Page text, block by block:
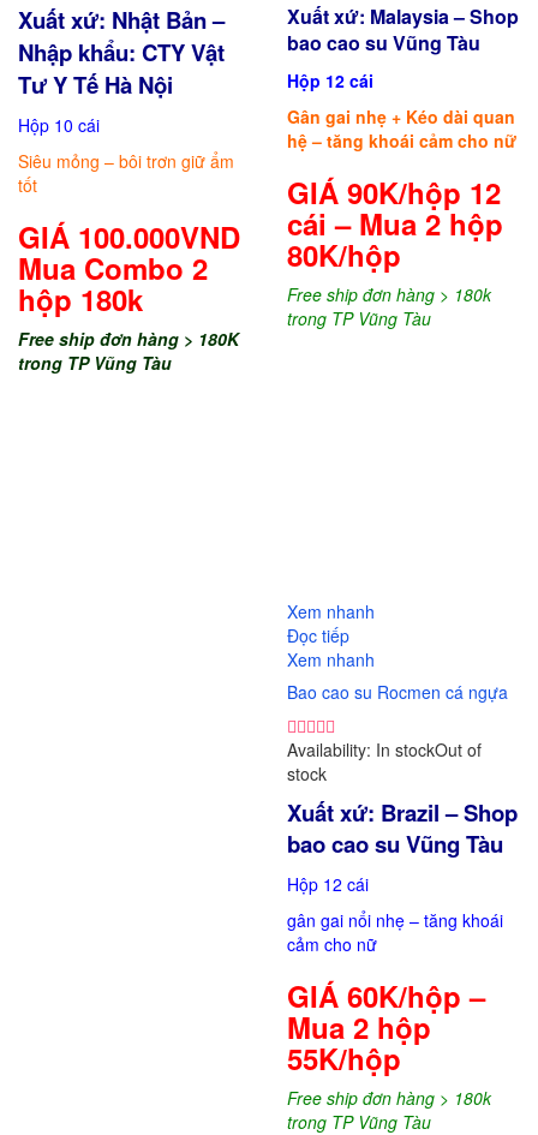
Xuất xứ: Nhật Bản –
Nhập khẩu: CTY Vật
Tư Y Tế Hà Nội
Hộp 10 cái
Siêu mỏng – bôi trơn giữ ẩm
tốt
GIÁ 100.000VND
Mua Combo 2
hộp 180k
Free ship đơn hàng > 180K
trong TP Vũng Tàu
Xuất xứ: Malaysia – Shop
bao cao su Vũng Tàu
Hộp 12 cái
Gân gai nhẹ + Kéo dài quan
hệ – tăng khoái cảm cho nữ
GIÁ 90K/hộp 12
cái – Mua 2 hộp
80K/hộp
Free ship đơn hàng > 180k
trong TP Vũng Tàu
Xem nhanh
Đọc tiếp
Xem nhanh
Bao cao su Rocmen cá ngựa
Availability: In stockOut of
stock
Xuất xứ: Brazil – Shop
bao cao su Vũng Tàu
Hộp 12 cái
gân gai nổi nhẹ – tăng khoái
cảm cho nữ
GIÁ 60K/hộp –
Mua 2 hộp
55K/hộp
Free ship đơn hàng > 180k
trong TP Vũng Tàu